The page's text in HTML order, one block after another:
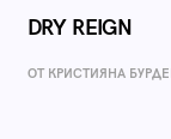
DRY REIGN
ОТ КРИСТИЯНА